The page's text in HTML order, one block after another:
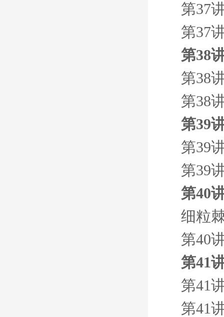
第37
第37
第38
第38
第38
第39
第39
第39
第40
细粒
第40
第41
第41
第41